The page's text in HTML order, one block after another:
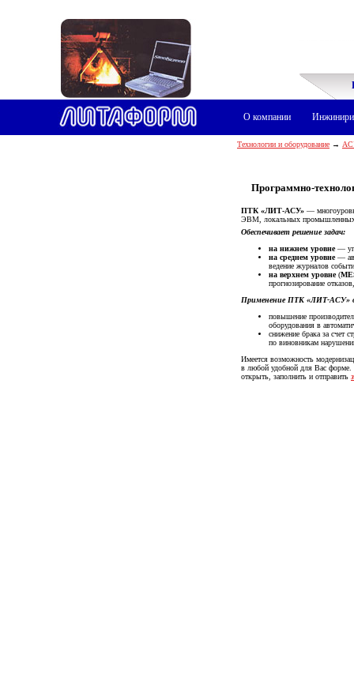
О компании
Технологии и оборудование →
Программно-
ПТК «ЛИТ-АСУ» —
ЭВМ, локальных промышленных
Обеспечивает решение задач:
на нижнем уровне—
на среднем уровне—
ведение журналов
на верхнем уровне(
прогнозирование
Применение ПТК «ЛИТ-АСУ»
повышение
оборудования в
снижение брака за счет
по виновникам
Имеется возможность
в любой удобной для Вас форме.
открыть, заполнить и отправить